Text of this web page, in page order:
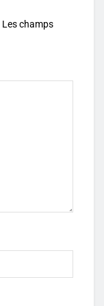
Les champs